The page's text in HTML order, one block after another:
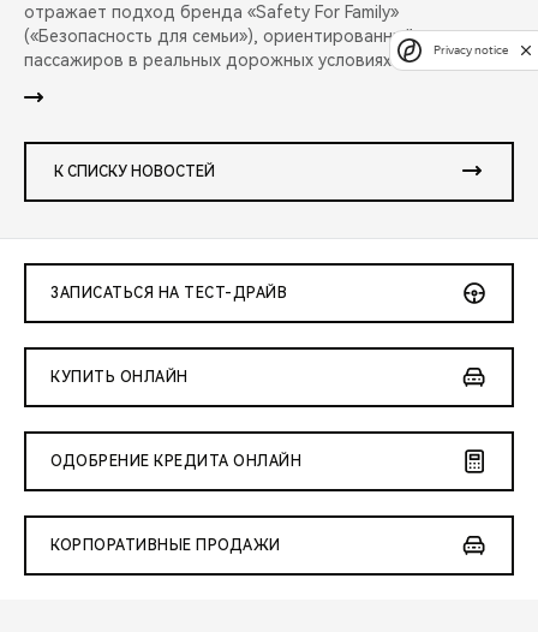
отражает подход бренда «Safety For Family»
(«Безопасность для семьи»), ориентированный на защиту
пассажиров в реальных дорожных условиях.
К СПИСКУ НОВОСТЕЙ
ЗАПИСАТЬСЯ НА ТЕСТ-ДРАЙВ
КУПИТЬ ОНЛАЙН
ОДОБРЕНИЕ КРЕДИТА ОНЛАЙН
КОРПОРАТИВНЫЕ ПРОДАЖИ
Privacy notice